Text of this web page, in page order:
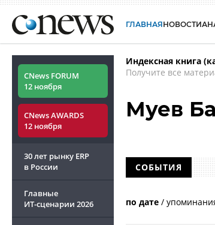
ГЛАВНАЯНОВОСТИ
CNews FORUM
12 ноября
CNews AWARDS
12 ноября
30 лет рынку ERP
в России
Главные
ИТ-сценарии 2026
Индексная книга
Получите все
Муев
СОБЫТИЯ
по дате /